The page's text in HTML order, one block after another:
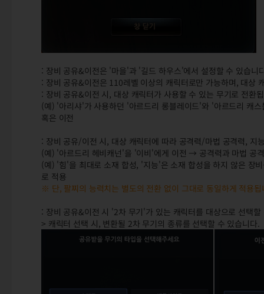
: 장비 공유&이전은 '마을'과 '길드 하우스'에서 설정할 수 있습니
: 장비 공유&이전은 110레벨 이상의 캐릭터로만 가능하며, 대상
: 장비 공유&이전 시, 대상 캐릭터가 사용할 수 있는 무기로 전환
(예) '아리샤'가 사용하던 '아르드리 롱블레이드'와 '아르드리 캐
혹은 이전
: 장비 공유/이전 시, 대상 캐릭터에 따라 공격력/마법 공격력, 지
(예) '아르드리 헤비캐넌'을 '이비'에게 이전 → 공격력과 마법 공
(예) '힘'을 최대로 소재 합성, '지능'은 소재 합성을 하지 않은
로 적용
※ 단, 팔찌의 능력치는 별도의 전환 없이 그대로 동일하게 적용
: 장비 공유&이전 시 '2차 무기'가 있는 캐릭터를 대상으로 선택
> 캐릭터 선택 시, 변환될 2차 무기의 종류를 선택할 수 있습니다.